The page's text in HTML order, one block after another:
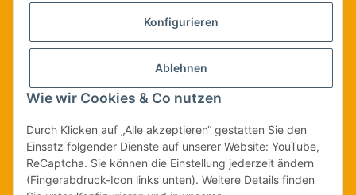
Konfigurieren
Ablehnen
Wie wir Cookies & Co nutzen
Durch Klicken auf „Alle akzeptieren“ gestatten Sie den
Einsatz folgender Dienste auf unserer Website: YouTube,
ReCaptcha. Sie können die Einstellung jederzeit ändern
(Fingerabdruck-Icon links unten). Weitere Details finden
Vertrag widerrufen